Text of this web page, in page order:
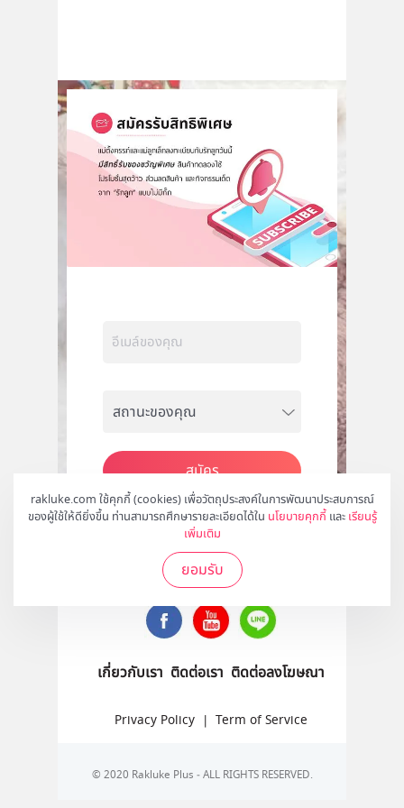
rakluke.com ใช้คุกกี้ (cookies) เพื่อวัตถุประสงค์ในการพัฒนาประสบการณ์
ของผู้ใช้ให้ดียิ่งขึ้น ท่านสามารถศึกษารายละเอียดได้ใน นโยบายคุกกี้ และ เรียนรู้
เพิ่มเติม
ยอมรับ
สมัคร
ติดตามเราได้ที่
เกี่ยวกับเรา ติดต่อเรา ติดต่อลงโฆษณา
Privacy Policy | Term of Service
© 2020 Rakluke Plus - ALL RIGHTS RESERVED.